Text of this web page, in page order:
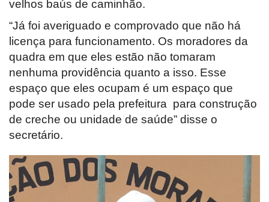
velhos baús de caminhão.
“Já foi averiguado e comprovado que não há
licença para funcionamento. Os moradores da
quadra em que eles estão não tomaram
nenhuma providência quanto a isso. Esse
espaço que eles ocupam é um espaço que
pode ser usado pela prefeitura para construção
de creche ou unidade de saúde” disse o
secretário.